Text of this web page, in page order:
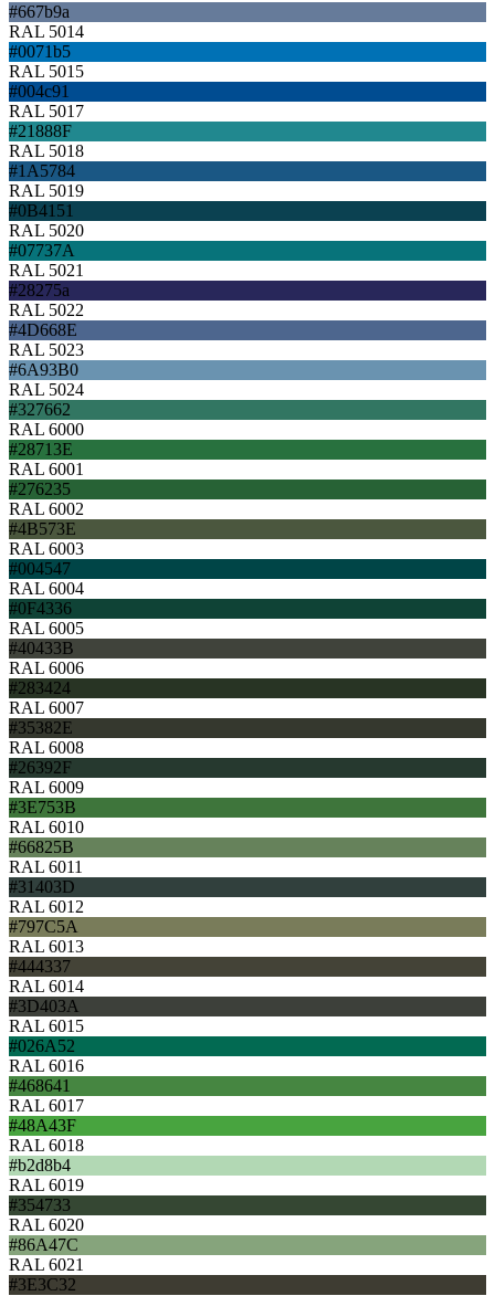
#667b9a
RAL 5014
#0071b5
RAL 5015
#004c91
RAL 5017
#21888F
RAL 5018
#1A5784
RAL 5019
#0B4151
RAL 5020
#07737A
RAL 5021
#28275a
RAL 5022
#4D668E
RAL 5023
#6A93B0
RAL 5024
#327662
RAL 6000
#28713E
RAL 6001
#276235
RAL 6002
#4B573E
RAL 6003
#004547
RAL 6004
#0F4336
RAL 6005
#40433B
RAL 6006
#283424
RAL 6007
#35382E
RAL 6008
#26392F
RAL 6009
#3E753B
RAL 6010
#66825B
RAL 6011
#31403D
RAL 6012
#797C5A
RAL 6013
#444337
RAL 6014
#3D403A
RAL 6015
#026A52
RAL 6016
#468641
RAL 6017
#48A43F
RAL 6018
#b2d8b4
RAL 6019
#354733
RAL 6020
#86A47C
RAL 6021
#3E3C32